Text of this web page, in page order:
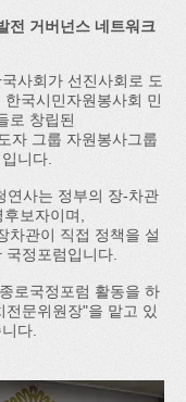
전 거버넌스 네트워크​
사회가 선진사회로 도
국시민자원봉사회 민
로 창립된
자 그룹 자원봉사그룹
니다.
연사는 정부의 장-차관
보자이며,
차관이 직접 정책을 설
국정포럼입니다.
로국정포럼 활동을 하
전문위원장"을 맡고 있
다.